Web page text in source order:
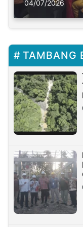
Solusi Krisis
04/07/2026
TAMBANG